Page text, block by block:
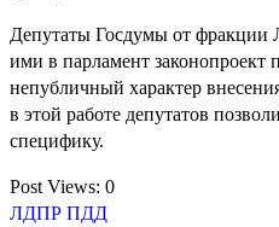
Депутаты Госдумы от
ими в парламент законопроект
непубличный характер
в этой работе депутатов
специфику.
Post Views: 0
ЛДПР ПДД